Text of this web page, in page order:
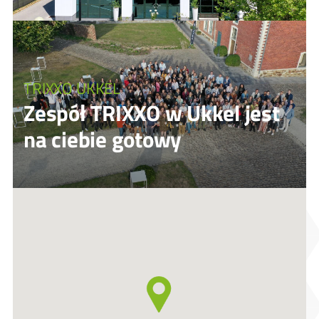
TRIXXO UKKEL
Zespół TRIXXO w Ukkel jest
na ciebie gotowy